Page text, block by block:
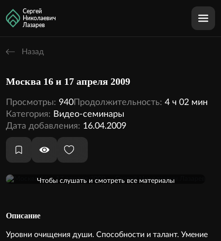
Сергей
Николаевич
Лазарев
Назад
Москва 16 и 17 апреля 2009
Просмотры: 940Продолжительность: 4 ч 02 мин
Категория: Видео-семинары
Дата добавления: 16.04.2009
Оформить подписку
Чтобы слушать и смотреть все материалы
Описание
Уровни очищения души. Способности и талант. Умение